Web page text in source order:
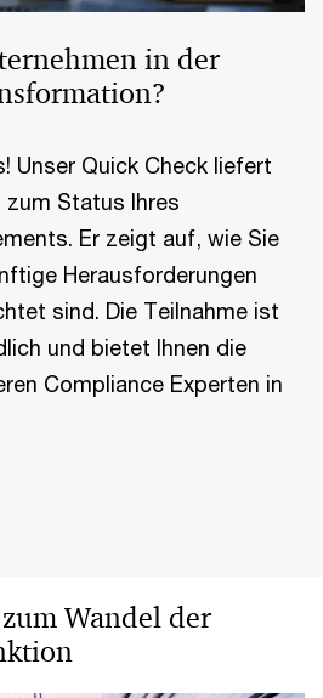
in der
Unser Quick Check liefert
zum Status Ihres
Er zeigt auf, wie Sie
Herausforderungen
sind. Die Teilnahme ist
und bietet Ihnen die
Compliance Experten in
Wandel der